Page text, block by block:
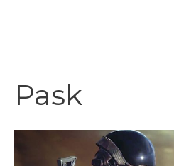
Pask